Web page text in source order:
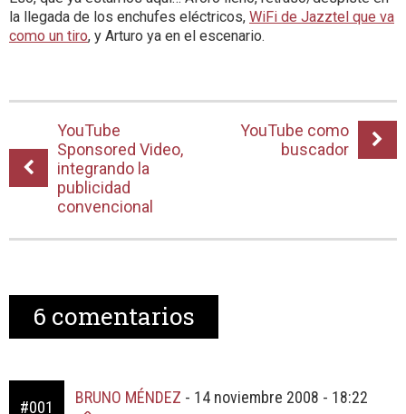
la llegada de los enchufes eléctricos, WiFi de Jazztel que va
como un tiro, y Arturo ya en el escenario.
YouTube
Sponsored Video,
integrando la
publicidad
convencional
YouTube como
buscador
6 comentarios
#001
BRUNO MÉNDEZ - 14 noviembre 2008 - 18:22